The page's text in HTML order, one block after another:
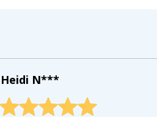
Heidi N***